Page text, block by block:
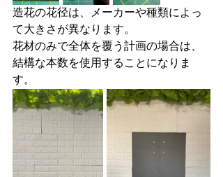
造花の花径は、メーカーや種類によっ
て大きさが異なります。
花材のみで全体を覆う計画の場合は、
結構な本数を使用することになりま
す。